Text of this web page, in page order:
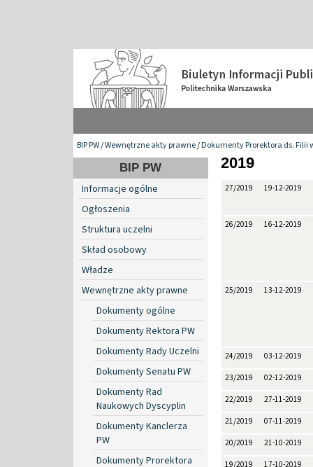
BIP PW/Wewnętrzne akty prawne/Dokumenty Prorektora ds. Filii
BIP PW
Informacje ogólne
Ogłoszenia
Struktura uczelni
Skład osobowy
Władze
Wewnętrzne akty prawne
Dokumenty ogólne
Dokumenty Rektora PW
Dokumenty Rady Uczelni
Dokumenty Senatu PW
Dokumenty Rad
Naukowych Dyscyplin
Dokumenty Kanclerza
PW
Dokumenty Prorektora
2019
27/2019 19-12-2019
26/2019 16-12-2019
25/2019 13-12-2019
24/2019 03-12-2019
23/2019 02-12-2019
22/2019 27-11-2019
21/2019 07-11-2019
20/2019 21-10-2019
19/2019 17-10-2019